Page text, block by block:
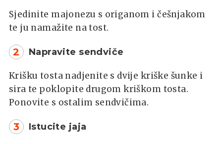
Sjedinite majonezu s origanom i češnjakom
te ju namažite na tost.
2 Napravite sendviče
Krišku tosta nadjenite s dvije kriške šunke i
sira te poklopite drugom kriškom tosta.
Ponovite s ostalim sendvičima.
3 Istucite jaja